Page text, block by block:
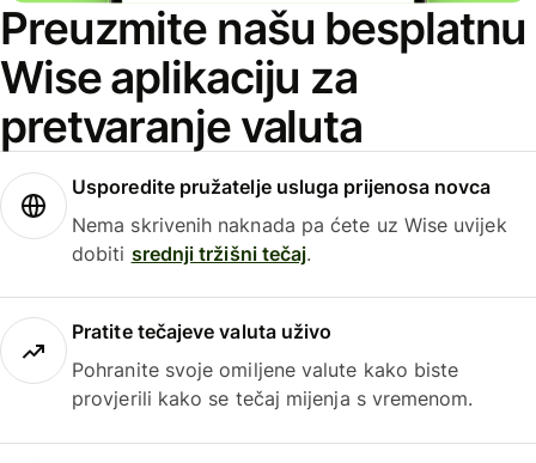
Preuzmite našu besplatnu
Wise aplikaciju za
pretvaranje valuta
Usporedite pružatelje usluga prijenosa novca
Nema skrivenih naknada pa ćete uz Wise uvijek
dobiti srednji tržišni tečaj.
Pratite tečajeve valuta uživo
Pohranite svoje omiljene valute kako biste
provjerili kako se tečaj mijenja s vremenom.